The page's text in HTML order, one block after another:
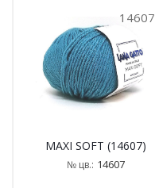
14607
MAXI SOFT (14607)
№ цв.: 14607